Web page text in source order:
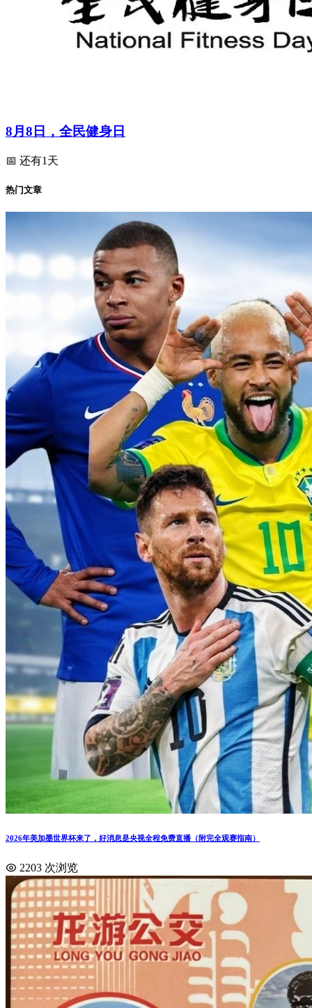
8月8日，全民健身日
📅 还有1天
热门文章
2026年美加墨世界杯来了，好消息是央视全程免费直播（附完全观赛指南）
2203 次浏览